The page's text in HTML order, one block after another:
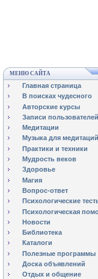
МЕНЮ САЙТА
Главная страница
В поисках чудесного
Авторские курсы
Записи пользователей
Медитации
Музыка для медитаций
Практики и техники
Мудрость веков
Здоровье
Магия
Вопрос-ответ
Психологические
Психологическая
Новости
Библиотека
Каталоги
Полезные программы
Доска объявлений
Отдых и общение